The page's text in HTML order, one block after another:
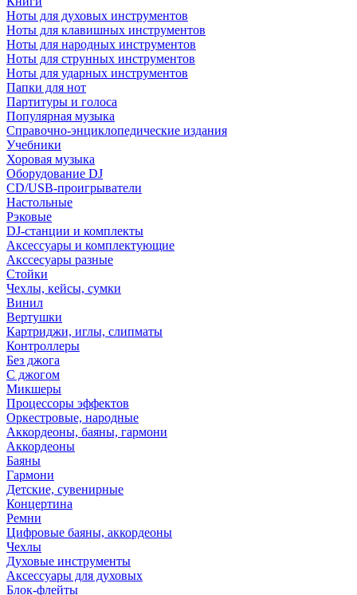
Ноты для духовых инструментов
Ноты для клавишных инструментов
Ноты для народных инструментов
Ноты для струнных инструментов
Ноты для ударных инструментов
Папки для нот
Партитуры и голоса
Популярная музыка
Справочно-энциклопедические издания
Учебники
Хоровая музыка
Оборудование DJ
CD/USB-проигрыватели
Настольные
Рэковые
DJ-станции и комплекты
Аксессуары и комплектующие
Акссесуары разные
Стойки
Чехлы, кейсы, сумки
Винил
Вертушки
Картриджи, иглы, слипматы
Контроллеры
Без джога
С джогом
Микшеры
Процессоры эффектов
Оркестровые, народные
Аккордеоны, баяны, гармони
Аккордеоны
Баяны
Гармони
Детские, сувенирные
Концертина
Ремни
Цифровые баяны, аккордеоны
Чехлы
Духовые инструменты
Аксессуары для духовых
Блок-флейты